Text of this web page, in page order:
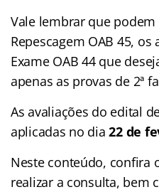
Vale lembrar que
Repescagem OAB 45, os
Exame OAB 44 que
apenas as provas de 2ª
As avaliações do edital
aplicadas no dia22 de
Neste conteúdo, confira
realizar a consulta, bem